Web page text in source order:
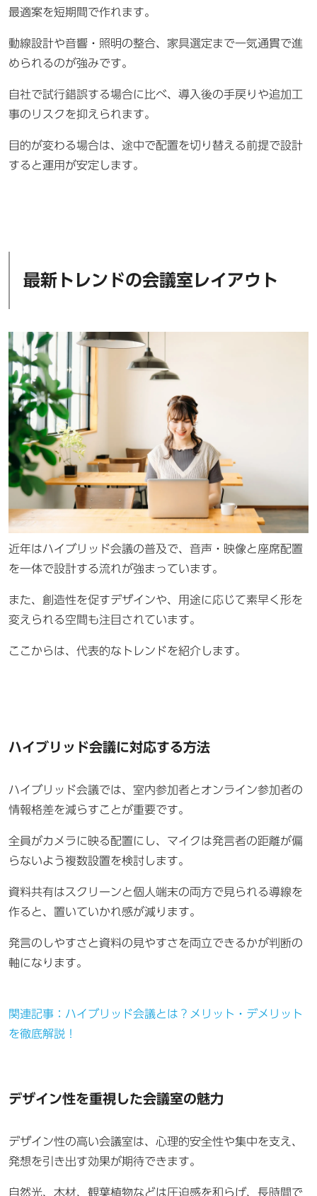
最適案を短期間で作れます。
動線設計や音響・照明の整合、家具選定まで一気通貫で進
められるのが強みです。
自社で試行錯誤する場合に比べ、導入後の手戻りや追加工
事のリスクを抑えられます。
目的が変わる場合は、途中で配置を切り替える前提で設計
すると運用が安定します。
最新トレンドの会議室レイアウト
近年はハイブリッド会議の普及で、音声・映像と座席配置
を一体で設計する流れが強まっています。
また、創造性を促すデザインや、用途に応じて素早く形を
変えられる空間も注目されています。
ここからは、代表的なトレンドを紹介します。
ハイブリッド会議に対応する方法
ハイブリッド会議では、室内参加者とオンライン参加者の
情報格差を減らすことが重要です。
全員がカメラに映る配置にし、マイクは発言者の距離が偏
らないよう複数設置を検討します。
資料共有はスクリーンと個人端末の両方で見られる導線を
作ると、置いていかれ感が減ります。
発言のしやすさと資料の見やすさを両立できるかが判断の
軸になります。
関連記事：ハイブリッド会議とは？メリット・デメリット
を徹底解説！
デザイン性を重視した会議室の魅力
デザイン性の高い会議室は、心理的安全性や集中を支え、
発想を引き出す効果が期待できます。
自然光、木材、観葉植物などは圧迫感を和らげ、長時間で